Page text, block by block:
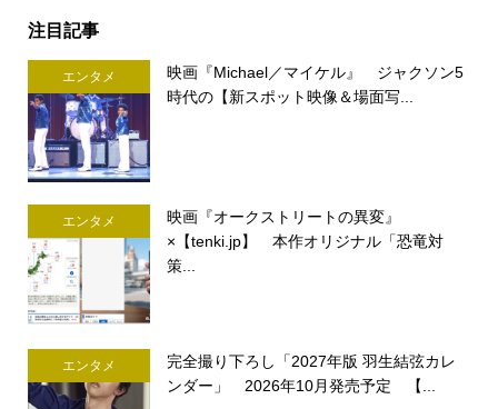
注目記事
エンタメ
映画『Michael／マイケル』 ジャクソン5
時代の【新スポット映像＆場面写...
エンタメ
映画『オークストリートの異変』
×【tenki.jp】 本作オリジナル「恐竜対
策...
エンタメ
完全撮り下ろし「2027年版 羽生結弦カレ
ンダー」 2026年10月発売予定 【...